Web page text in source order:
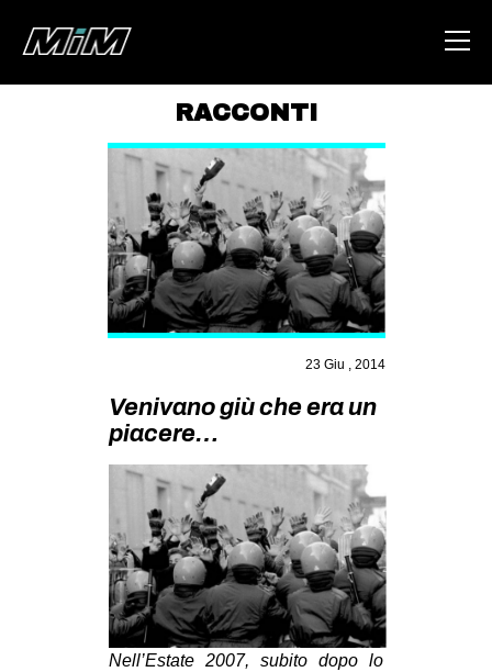
ABOUT
AREA
DEGENERAZIONE
GAZA FREESTYLE
STUDENTI TSUNAMI
MILANO
MOBILITAZIONI
SPAZI
SPORT POPOLARE
MOVIMENTI
RACCONTI
23 Giu , 2014
Venivano giù che era un
piacere…
Nell’Estate 2007, subito dopo lo